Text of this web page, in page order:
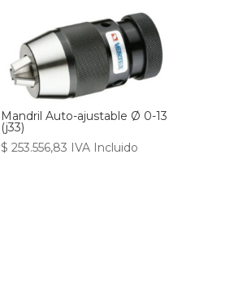
Mandril Auto-ajustable Ø 0-13
(j33)
$ 253.556,83 IVA Incluido